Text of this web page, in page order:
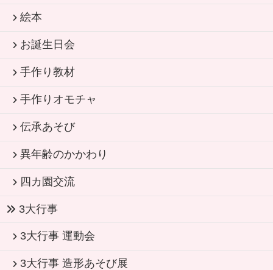
絵本
お誕生日会
手作り教材
手作りオモチャ
伝承あそび
異年齢のかかわり
四カ園交流
3大行事
3大行事 運動会
3大行事 造形あそび展